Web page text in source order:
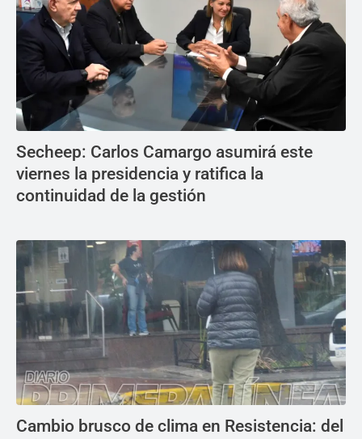
Secheep: Carlos Camargo asumirá este
viernes la presidencia y ratifica la
continuidad de la gestión
Cambio brusco de clima en Resistencia: del